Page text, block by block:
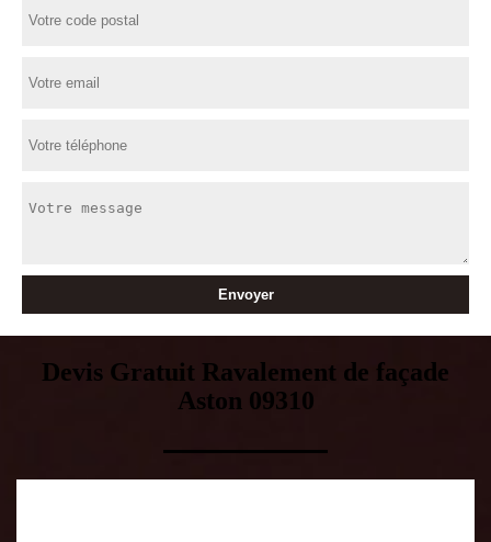
Devis Gratuit Ravalement de façade
Aston 09310